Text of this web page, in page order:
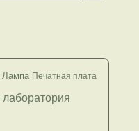
Лампа Печатная плата
лаборатория